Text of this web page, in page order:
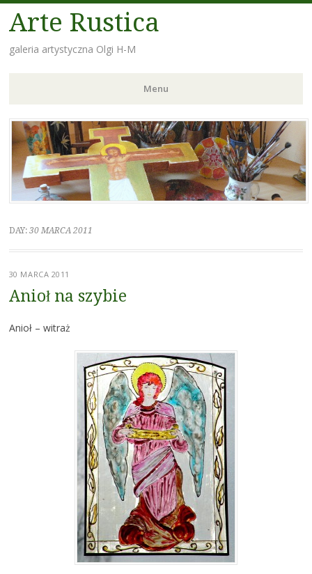
Arte Rustica
galeria artystyczna Olgi H-M
Menu
Skip
to
content
DAY: 30 MARCA 2011
30 MARCA 2011
Anioł na szybie
Anioł – witraż